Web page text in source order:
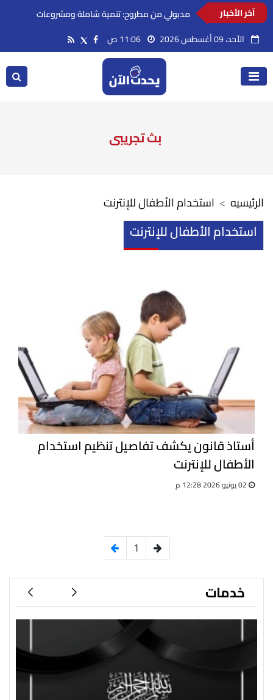
آخر الأخبار
مدبولي من مطروح: تنمية شاملة ومشروعات
الأحد، 09 أغسطس 2026
بث تجريبى
استخدام الأطفال للإنترنت الرئيسيه
استخدام الأطفال للإنترنت
أستاذ قانون يكشف تفاصيل تنظيم استخدام
الأطفال للإنترنت
1
خدمات